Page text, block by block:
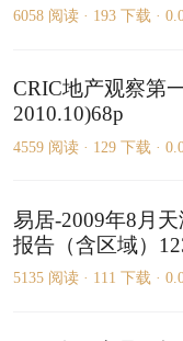
6058 阅读 · 193 下载 ·
CRIC地产观察第
2010.10)68p
4559 阅读 · 129 下载 ·
易居-2009年8月
报告（含区域）
5135 阅读 · 111 下载 ·